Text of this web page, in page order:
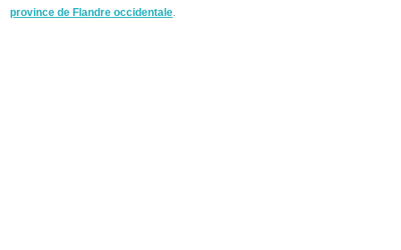
province de Flandre occidentale.